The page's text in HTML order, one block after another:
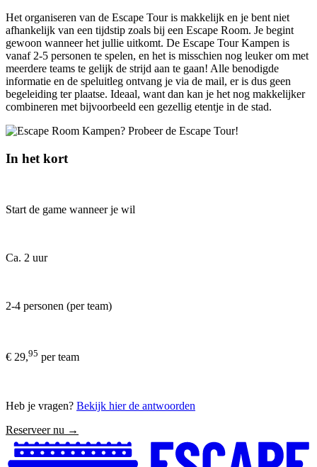
Het organiseren van de Escape Tour is makkelijk en je bent niet
afhankelijk van een tijdstip zoals bij een Escape Room. Je begint
gewoon wanneer het jullie uitkomt. De Escape Tour Kampen is
vanaf 2-5 personen te spelen, en het is misschien nog leuker om met
meerdere teams te gelijk de strijd aan te gaan! Alle benodigde
informatie en de speluitleg ontvang je via de mail, er is dus geen
begeleiding ter plaatse. Ideaal, want dan kan je het nog makkelijker
combineren met bijvoorbeeld een gezellig etentje in de stad.
In het kort
Start de game wanneer je wil
Ca. 2 uur
2-4 personen (per team)
€ 29,95 per team
Heb je vragen? Bekijk hier de antwoorden
Reserveer nu →